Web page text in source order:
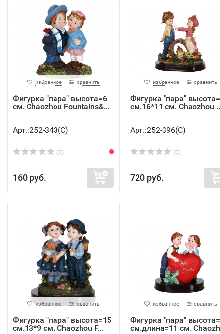
избранное сравнить
Фигурка "пара" высота=6
см. Chaozhou Fountains&...
Арт.:252-343(C)
(0)
160 руб.
избранное сравнить
Фигурка "пара"
см.16*11 см. Chaozhou
Арт.:252-396(C)
(0)
720 руб.
избранное сравнить
Фигурка "пара" высота=15
см.13*9 см. Chaozhou F...
избранное сравнить
Фигурка "пара"
см.длина=11 см.